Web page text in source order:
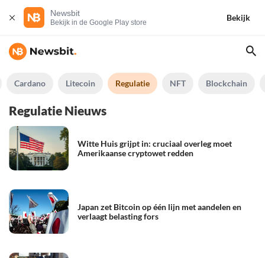
Newsbit
Bekijk in de Google Play store
Bekijk
Cardano Litecoin Regulatie NFT Blockchain
Regulatie Nieuws
Witte Huis grijpt in: cruciaal overleg moet
Amerikaanse cryptowet redden
Japan zet Bitcoin op één lijn met aandelen en
verlaagt belasting fors